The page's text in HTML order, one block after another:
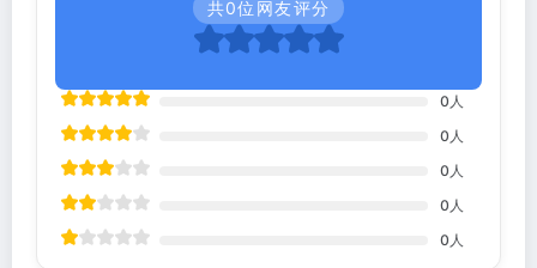
共0位网友评分
0 人
0 人
0 人
0 人
0 人